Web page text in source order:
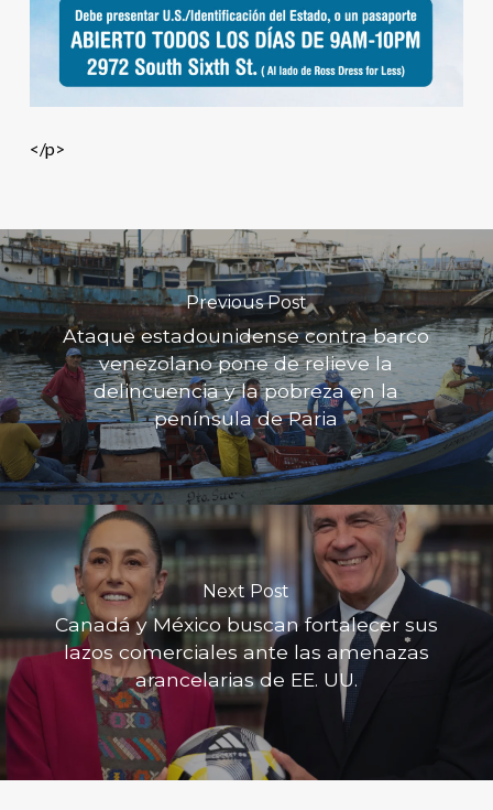
</p>
Previous Post
Ataque estadounidense contra barco
venezolano pone de relieve la
delincuencia y la pobreza en la
península de Paria
Next Post
Canadá y México buscan fortalecer sus
lazos comerciales ante las amenazas
arancelarias de EE. UU.